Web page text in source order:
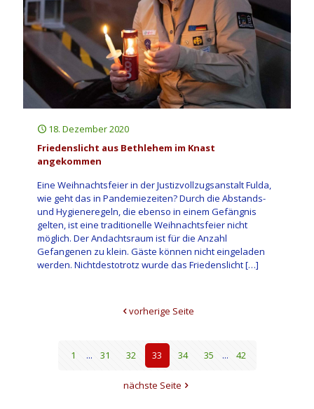
18. Dezember 2020
Friedenslicht aus Bethlehem im Knast
angekommen
Eine Weihnachtsfeier in der Justizvollzugsanstalt Fulda,
wie geht das in Pandemiezeiten? Durch die Abstands-
und Hygieneregeln, die ebenso in einem Gefängnis
gelten, ist eine traditionelle Weihnachtsfeier nicht
möglich. Der Andachtsraum ist für die Anzahl
Gefangenen zu klein. Gäste können nicht eingeladen
werden. Nichtdestotrotz wurde das Friedenslicht[…]
vorherige Seite
1 ... 31 32 33 34 35 ... 42
nächste Seite